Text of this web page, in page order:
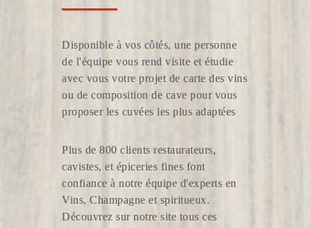
Disponible à vos côtés, une personne
de l'équipe vous rend visite et étudie
avec vous votre projet de carte des vins
ou de composition de cave pour vous
proposer les cuvées les plus adaptées
Plus de 800 clients restaurateurs,
cavistes, et épiceries fines font
confiance à notre équipe d'experts en
Vins, Champagne et spiritueux.
Découvrez sur notre site tous ces